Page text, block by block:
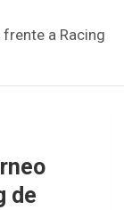
frente a Racing
de